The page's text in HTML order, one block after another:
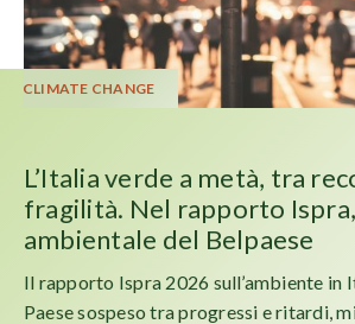
CLIMATE CHANGE
L’Italia verde a metà, tra
fragilità. Nel rapporto
ambientale del Belpaese
Il rapporto Ispra 2026 sull’ambiente in
Paese sospeso tra progressi e ritardi,